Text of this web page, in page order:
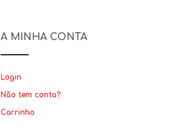
A MINHA CONTA
Login
Não tem conta?
Carrinho